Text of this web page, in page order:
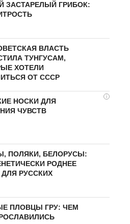
ЗАСТАРЕЛЫЙ ГРИБОК:
ВЛАСТЬ
ТУНГУCAМ,
ХОТЕЛИ
ОТ СССР
i
НОСКИ ДЛЯ
ЧУВСТВ
ПОЛЯКИ, БЕЛОРУСЫ:
РОДНЕЕ
ДЛЯ РУССКИХ
ПЛОВЦЫ ГРУ: ЧЕМ